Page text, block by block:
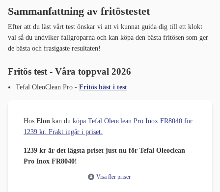
Sammanfattning av fritöstestet
Efter att du läst vårt test önskar vi att vi kunnat guida dig till ett klokt
val så du undviker fallgroparna och kan köpa den bästa fritösen som ger
de bästa och frasigaste resultaten!
Fritös test - Våra toppval 2026
Tefal OleoClean Pro - Fritös bäst i test
Hos Elon kan du köpa Tefal Oleoclean Pro Inox FR8040 för
1239 kr. Frakt ingår i priset.
1239 kr är det lägsta priset just nu för Tefal Oleoclean
Pro Inox FR8040!
Visa fler priser